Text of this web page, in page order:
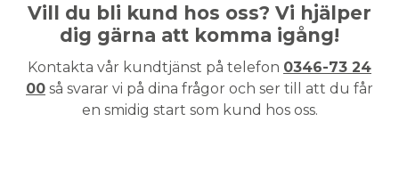
Vill du bli kund hos oss? Vi hjälper
dig gärna att komma igång!
Kontakta vår kundtjänst på telefon 0346-73 24
00 så svarar vi på dina frågor och ser till att du får
en smidig start som kund hos oss.